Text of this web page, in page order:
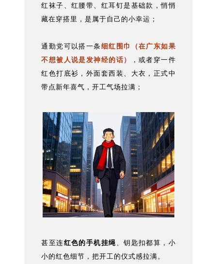
红袜子、红腰带、红耳钉是基础款，悄悄
藏在穿搭里，是属于自己的小幸运；
通勤党可以搭一条细红围巾（在广东如果
不想被人说是发神经的话）
，或者穿一件
红色打底衫，外面套西装、大衣，正式中
带点新年喜气，开工气场拉满；
甚至连红色的手机挂绳 、钥匙扣都算，小
小的红色细节，把开工的仪式感拉满。